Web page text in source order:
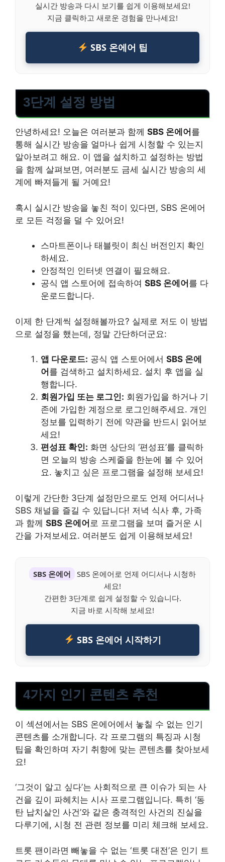
실시간 방송과 다시 보기를 쉽게 이용해보세요!
지금 클릭하고 새로운 경험을 만나세요!
SBS 온에어 팁
3단계 설정 방법
안녕하세요! 오늘은 여러분과 함께 SBS 온에어 를
통해 실시간 방송을 얼마나 쉽게 시청할 수 있는지
알아보려고 해요. 이 앱을 설치하고 설정하는 방법
을 함께 살펴보면, 여러분도 금세 실시간 방송의 세
계에 빠져들게 될 거예요!
혹시 실시간 방송을 놓친 적이 있다면, SBS 온에어
로 모든 걱정을 덜 수 있어요!
스마트폰이나 태블릿이 최신 버전인지 확인
하세요.
안정적인 인터넷 연결이 필요해요.
공식 앱 스토어에 접속하여 SBS 온에어 를 다
운로드합니다.
이제 한 단계씩 설정해볼까요? 실제로 저도 이 방법
으로 설정을 했는데, 정말 간단하더군요:
앱 다운로드: 공식 앱 스토어에서 SBS 온에
어 를 검색하고 설치하세요. 설치 후 앱을 실
행합니다.
회원가입 또는 로그인: 회원가입을 하거나 기
존에 가입한 계정으로 로그인해주세요. 개인
정보를 입력하기 전에 약관을 반드시 읽어보
세요!
편성표 확인: 화면 상단의 ‘편성표’를 클릭하
면 오늘의 방송 스케줄을 한눈에 볼 수 있어
요. 놓치고 싶은 프로그램을 설정해 보세요!
이렇게 간단한 3단계 설정만으로도 언제 어디서나
SBS 채널을 즐길 수 있답니다! 저녁 식사 후, 가족
과 함께 SBS 온에어 로 프로그램을 보며 즐거운 시
간을 가져보세요. 여러분도 쉽게 이용해보세요!
SBS 온에어
SBS 온에어로 언제 어디서나 시청하
세요!
간편한 3단계로 쉽게 설정할 수 있습니다.
지금 바로 시작해 보세요!
SBS 온에어 시작하기
4가지 인기 콘텐츠 추천
이 섹션에서는 SBS 온에어에서 놓칠 수 없는 인기
콘텐츠를 소개합니다. 각 프로그램의 특징과 시청
팁을 확인하며 자기 취향에 맞는 콘텐츠를 찾아보세
요!
‘그것이 알고 싶다’는 사회적으로 큰 이슈가 되는 사
건을 깊이 파헤치는 시사 프로그램입니다. 특히 ‘동
탄 납치살인 사건’와 같은 충격적인 사건의 진실을
다루기에, 시청 전 관련 정보를 미리 체크해 보세요.
트롯 팬이라면 빼놓을 수 없는 ‘트롯 대전’은 인기 트